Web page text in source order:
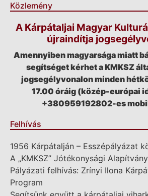
Közlemény
A Kárpátaljai Magyar
újraindítja
Amennyiben magyarsága miatt
segítséget kérhet a KMKSZ
jogsegélyvonalon minden
17.00 óráig (közép-európai
+380959192802-es
Felhívás
1956 Kárpátalján – Esszépályázat
A „KMKSZ” Jótékonysági
Pályázati felhívás: Zrínyi Ilona
Program